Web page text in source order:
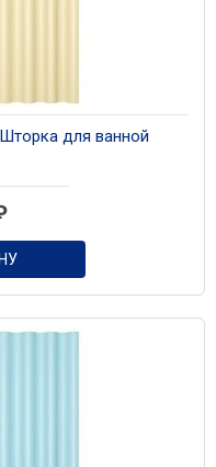
для ванной